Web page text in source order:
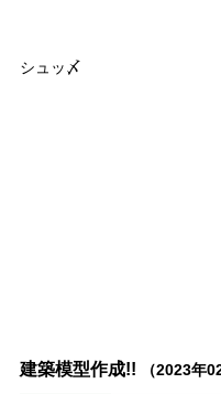
シュッ〆
建築模型作成!! （2023年